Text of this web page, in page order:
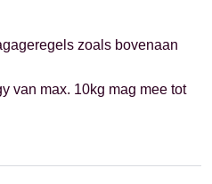
zoals bovenaan
van max. 10kg mag mee tot